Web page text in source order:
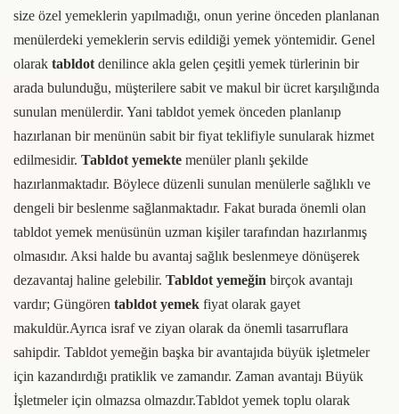
size özel yemeklerin yapılmadığı, onun yerine önceden planlanan
menülerdeki yemeklerin servis edildiği yemek yöntemidir. Genel
olarak tabldot denilince akla gelen çeşitli yemek türlerinin bir
arada bulunduğu, müşterilere sabit ve makul bir ücret karşılığında
sunulan menülerdir. Yani tabldot yemek önceden planlanıp
hazırlanan bir menünün sabit bir fiyat teklifiyle sunularak hizmet
edilmesidir. Tabldot yemekte menüler planlı şekilde
hazırlanmaktadır. Böylece düzenli sunulan menülerle sağlıklı ve
dengeli bir beslenme sağlanmaktadır. Fakat burada önemli olan
tabldot yemek menüsünün uzman kişiler tarafından hazırlanmış
olmasıdır. Aksi halde bu avantaj sağlık beslenmeye dönüşerek
dezavantaj haline gelebilir. Tabldot yemeğin birçok avantajı
vardır; Güngören tabldot yemek fiyat olarak gayet
makuldür.Ayrıca israf ve ziyan olarak da önemli tasarruflara
sahipdir. Tabldot yemeğin başka bir avantajıda büyük işletmeler
için kazandırdığı pratiklik ve zamandır. Zaman avantajı Büyük
İşletmeler için olmazsa olmazdır.Tabldot yemek toplu olarak